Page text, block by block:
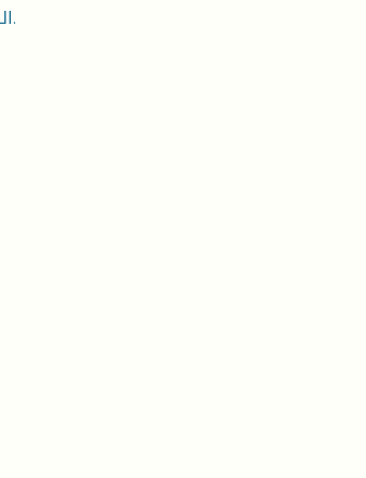
الكلمات المفتاحية: التقنيات - حركية - الزمن - الرواية - بلقيس - علاوة كوسة.